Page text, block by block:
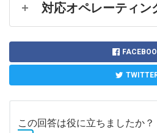
対応オペレーティン
この回答は役に立ちましたか？